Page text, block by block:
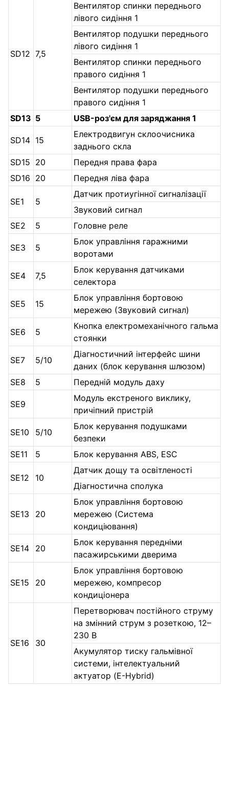
SD12 7,5
Вентилятор спинки переднього
лівого сидіння 1
Вентилятор подушки переднього
лівого сидіння 1
Вентилятор спинки переднього
правого сидіння 1
Вентилятор подушки переднього
правого сидіння 1
SD13 5 USB-роз'єм для заряджання 1
SD14 15
Електродвигун склоочисника
заднього скла
SD15 20
Передня права фара
SD16 20 Передня ліва фара
SE1 5
Датчик протиугінної сигналізації
Звуковий сигнал
SE2
5 Головне реле
SE3 5
Блок управління гаражними
воротами
SE4 7,5
Блок керування датчиками
селектора
SE5 15
Блок управління бортовою
мережею (Звуковий сигнал)
SE6 5
Кнопка електромеханічного гальма
стоянки
SE7 5/10
Діагностичний інтерфейс шини
даних (блок керування шлюзом)
SE8
5 Передній модуль даху
SE9
Модуль екстреного виклику,
причіпний пристрій
SE10 5/10
Блок керування подушками
безпеки
SE11
5 Блок керування ABS, ESC
SE12 10
Датчик дощу та освітленості
Діагностична сполука
SE13 20
Блок управління бортовою
мережею (Система
кондиціювання)
SE14 20
Блок керування передніми
пасажирськими дверима
SE15 20
Блок управління бортовою
мережею, компресор
кондиціонера
SE16 30
Перетворювач постійного струму
на змінний струм з розеткою, 12–
230 В
Акумулятор тиску гальмівної
системи, інтелектуальний
актуатор (E-Hybrid)